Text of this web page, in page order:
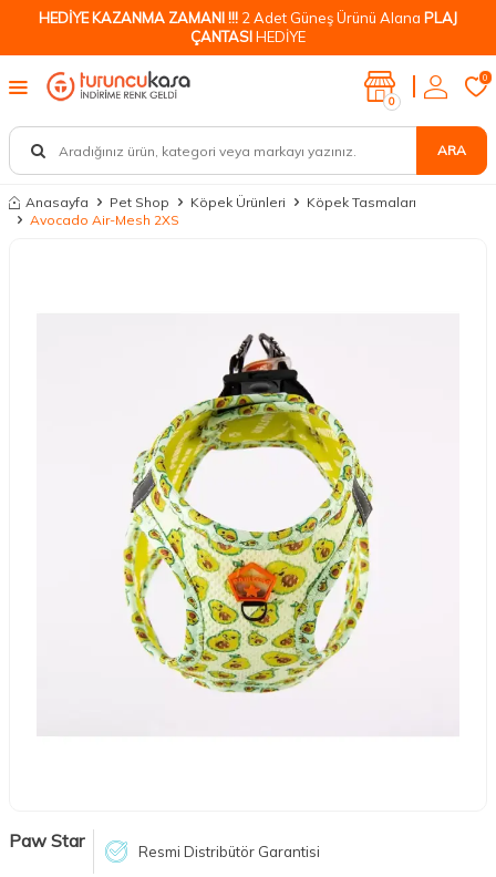
HEDİYE KAZANMA ZAMANI !!! 2 Adet Güneş Ürünü Alana PLAJ
ÇANTASIHEDİYE
ARA
0
0
Anasayfa Pet Shop Köpek Ürünleri
Köpek Tasmaları
Avocado Air-Mesh 2XS
Paw Star Resmi Distribütör Garantisi